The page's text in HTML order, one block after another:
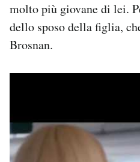
molto più giovane di lei.
dello sposo della figlia,
Brosnan.